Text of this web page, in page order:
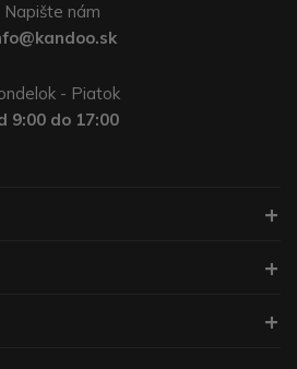
Napište nám
- Piatok
9:00 do 17:00